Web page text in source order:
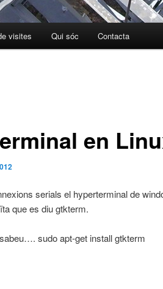
visites Qui sóc Contacta
en
serials el hyperterminal de
que es diu gtkterm.
sudo apt-get install gtkterm